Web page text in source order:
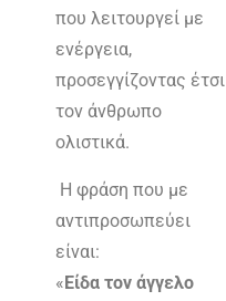
που λειτουργεί με
ενέργεια,
προσεγγίζοντας έτσι
τον άνθρωπο
ολιστικά.
Η φράση που με
αντιπροσωπεύει
είναι:
«Είδα τον άγγελο